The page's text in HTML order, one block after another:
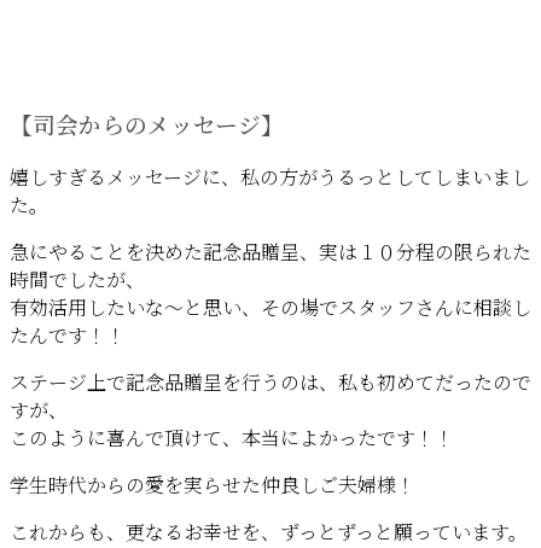
【司会からのメッセージ】
嬉しすぎるメッセージに、私の方がうるっとしてしまいまし
た。
急にやることを決めた記念品贈呈、実は１０分程の限られた
時間でしたが、
有効活用したいな〜と思い、その場でスタッフさんに相談し
たんです！！
ステージ上で記念品贈呈を行うのは、私も初めてだったので
すが、
このように喜んで頂けて、本当によかったです！！
学生時代からの愛を実らせた仲良しご夫婦様！
これからも、更なるお幸せを、ずっとずっと願っています。